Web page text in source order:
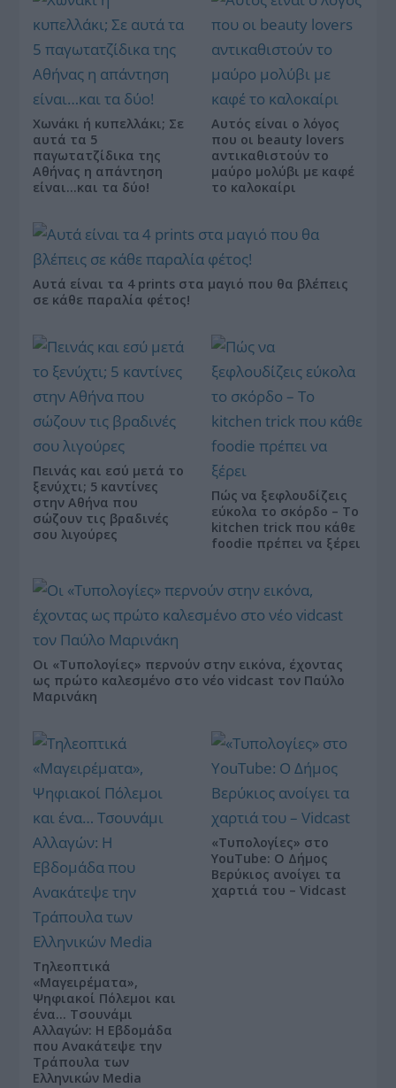
Χωνάκι ή κυπελλάκι; Σε
αυτά τα 5
παγωτατζίδικα της
Αθήνας η απάντηση
είναι…και τα δύο!
Αυτός είναι ο λόγος
που οι beauty lovers
αντικαθιστούν το
μαύρο μολύβι με καφέ
το καλοκαίρι
Αυτά είναι τα 4 prints στα μαγιό που θα βλέπεις
σε κάθε παραλία φέτος!
Πεινάς και εσύ μετά το
ξενύχτι; 5 καντίνες
στην Αθήνα που
σώζουν τις βραδινές
σου λιγούρες
Πώς να ξεφλουδίζεις
εύκολα το σκόρδο – Το
kitchen trick που κάθε
foodie πρέπει να ξέρει
Οι «Τυπολογίες» περνούν στην εικόνα, έχοντας
ως πρώτο καλεσμένο στο νέο vidcast τον Παύλο
Μαρινάκη
Τηλεοπτικά
«Μαγειρέματα»,
Ψηφιακοί Πόλεμοι και
ένα… Τσουνάμι
Αλλαγών: Η Εβδομάδα
που Ανακάτεψε την
Τράπουλα των
Ελληνικών Media
«Τυπολογίες» στο
YouTube: Ο Δήμος
Βερύκιος ανοίγει τα
χαρτιά του – Vidcast